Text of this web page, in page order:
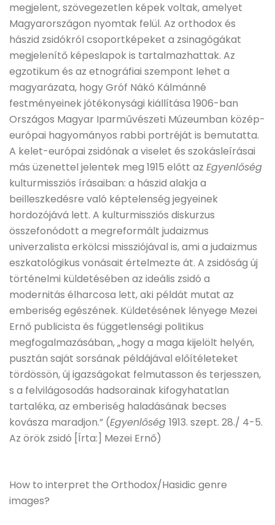
megjelent, szövegezetlen képek voltak, amelyet
Magyarországon nyomtak felül. Az orthodox és
hászid zsidókról csoportképeket a zsinagógákat
megjelenítő képeslapok is tartalmazhattak. Az
egzotikum és az etnográfiai szempont lehet a
magyarázata, hogy Gróf Nákó Kálmánné
festményeinek jótékonysági kiállítása 1906-ban
Országos Magyar Iparművészeti Múzeumban közép-
európai hagyományos rabbi portréját is bemutatta.
A kelet-európai zsidónak a viselet és szokásleírásai
más üzenettel jelentek meg 1915 előtt az Egyenlőség
kulturmissziós írásaiban: a hászid alakja a
beilleszkedésre való képtelenség jegyeinek
hordozójává lett. A kulturmissziós diskurzus
összefonódott a megreformált judaizmus
univerzalista erkölcsi missziójával is, ami a judaizmus
eszkatológikus vonásait értelmezte át. A zsidóság új
történelmi küldetésében az ideális zsidó a
modernitás élharcosa lett, aki példát mutat az
emberiség egészének. Küldetésének lényege Mezei
Ernő publicista és függetlenségi politikus
megfogalmazásában, „hogy a maga kijelölt helyén,
pusztán saját sorsának példájával előítéleteket
tördössön, új igazságokat felmutasson és terjesszen,
s a felvilágosodás hadsorainak kifogyhatatlan
tartaléka, az emberiség haladásának becses
kovásza maradjon.” (Egyenlőség 1913. szept. 28./ 4-5.
Az örök zsidó [Írta:] Mezei Ernő)
How to interpret the Orthodox/Hasidic genre
images?